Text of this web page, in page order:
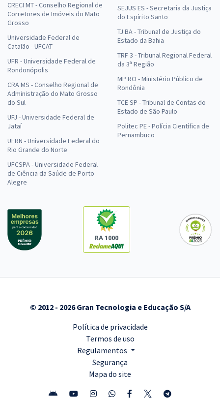
CRECI MT - Conselho Regional de
Corretores de Imóveis do Mato
Grosso
Universidade Federal de
Catalão - UFCAT
UFR - Universidade Federal de
Rondonópolis
CRA MS - Conselho Regional de
Administração do Mato Grosso
do Sul
UFJ - Universidade Federal de
Jataí
UFRN - Universidade Federal do
Rio Grande do Norte
UFCSPA - Universidade Federal
de Ciência da Saúde de Porto
Alegre
SEJUS ES - Secretaria da Justiça
do Espírito Santo
TJ BA - Tribunal de Justiça do
Estado da Bahia
TRF 3 - Tribunal Regional Federal
da 3ª Região
MP RO - Ministério Público de
Rondônia
TCE SP - Tribunal de Contas do
Estado de São Paulo
Politec PE - Polícia Científica de
Pernambuco
RA 1000
© 2012 - 2026 Gran Tecnologia e Educação S/A
Política de privacidade
Termos de uso
Regulamentos
Segurança
Mapa do site